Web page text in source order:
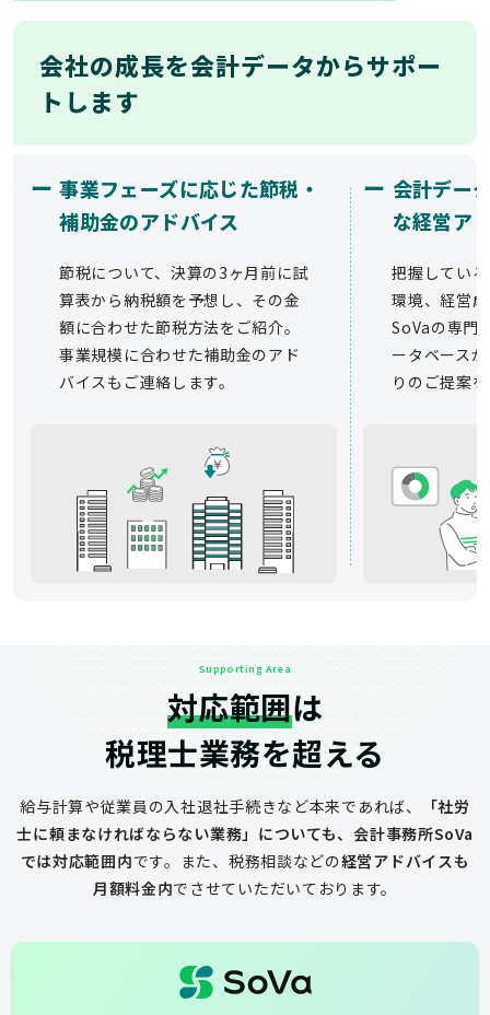
会社の成長を会計データからサポー
トします
ー 事業フェーズに応じた節税・
補助金のアドバイス
節税について、決算の3ヶ月前に試
算表から納税額を予想し、その金
額に合わせた節税方法をご紹介。
事業規模に合わせた補助金のアド
バイスもご連絡します。
ー 会計デー
な経営ア
把握してい
環境、経営
SoVaの専門
ータベース
りのご提案
Supporting Area
対応範囲は
税理士業務を超える
給与計算や従業員の入社退社手続きなど本来であれば、
「社労
士に頼まなければならない業務」についても、会計事務所SoVa
では対応範囲内です。 また、税務相談などの経営アドバイスも
月額料金内でさせていただいております。
一般的な税理士